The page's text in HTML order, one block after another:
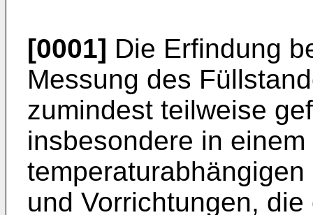
[0001] Die Erfindung
Messung des
zumindest teilweise
insbesondere in
und Vorrichtungen,